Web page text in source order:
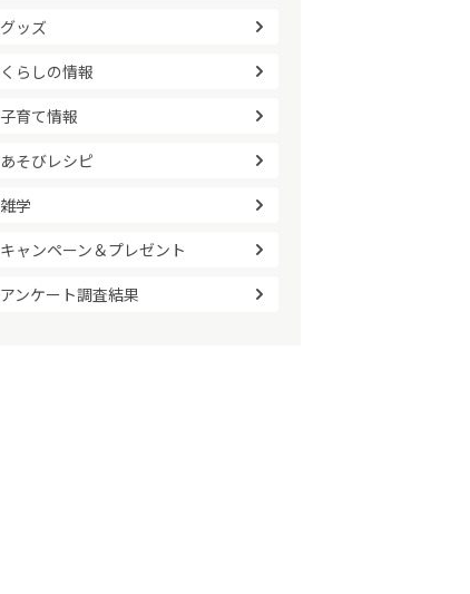
グッズ
くらしの情報
子育て情報
あそびレシピ
雑学
キャンペーン＆プレゼント
アンケート調査結果